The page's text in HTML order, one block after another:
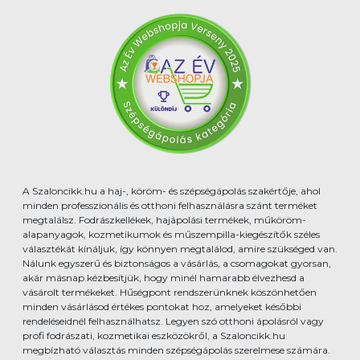
A Szaloncikk.hu a haj-, köröm- és szépségápolás szakértője, ahol
minden professzionális és otthoni felhasználásra szánt terméket
megtalálsz. Fodrászkellékek, hajápolási termékek, műköröm-
alapanyagok, kozmetikumok és műszempilla-kiegészítők széles
választékát kínáljuk, így könnyen megtalálod, amire szükséged van.
Nálunk egyszerű és biztonságos a vásárlás, a csomagokat gyorsan,
akár másnap kézbesítjük, hogy minél hamarabb élvezhesd a
vásárolt termékeket. Hűségpont rendszerünknek köszönhetően
minden vásárlásod értékes pontokat hoz, amelyeket későbbi
rendeléseidnél felhasználhatsz. Legyen szó otthoni ápolásról vagy
profi fodrászati, kozmetikai eszközökről, a Szaloncikk.hu
megbízható választás minden szépségápolás szerelmese számára.